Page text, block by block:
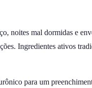
noites mal dormidas e
Ingredientes ativos
para um